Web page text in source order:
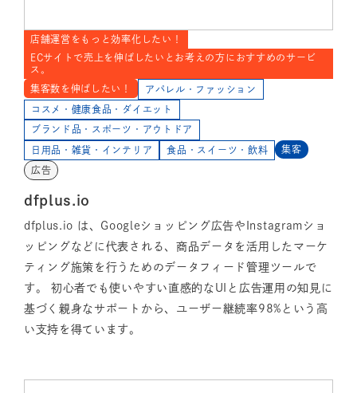
店舗運営をもっと効率化したい！
ECサイトで売上を伸ばしたいとお考えの方におすすめのサービ
ス。
集客数を伸ばしたい！
アパレル・ファッション
コスメ・健康食品・ダイエット
ブランド品・スポーツ・アウトドア
日用品・雑貨・インテリア 食品・スイーツ・飲料 集客
広告
dfplus.io
dfplus.io は、Googleショッピング広告やInstagramショ
ッピングなどに代表される、商品データを活用したマーケ
ティング施策を行うためのデータフィード管理ツールで
す。 初心者でも使いやすい直感的なUIと広告運用の知見に
基づく親身なサポートから、ユーザー継続率98%という高
い支持を得ています。